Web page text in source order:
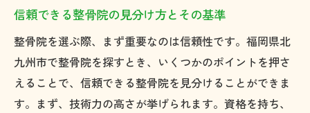
信頼できる整骨院の見分け方とその基準
整骨院を選ぶ際、まず重要なのは信頼性です。福岡県北
九州市で整骨院を探すとき、いくつかのポイントを押さ
えることで、信頼できる整骨院を見分けることができま
す。まず、技術力の高さが挙げられます。資格を持ち、